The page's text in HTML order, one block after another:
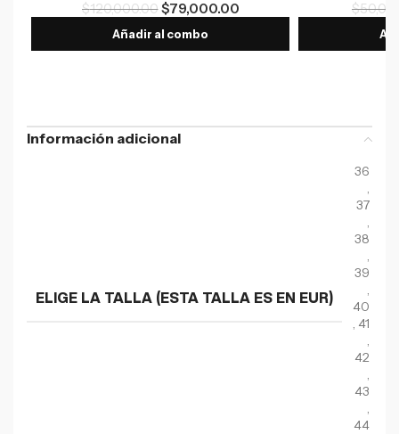
$120,000.00$79,000.00
Añadir al combo
$
Información adicional
ELIGE LA TALLA (ESTA TALLA ES EN EUR)
36
,
37
,
38
,
39
,
40
, 41
,
42
,
43
,
44